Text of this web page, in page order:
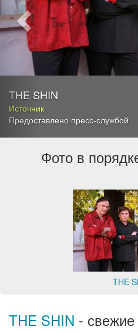
THE SHIN
Источник
Предоставлено пресс-службой
Фото в
THE
THE SHIN -